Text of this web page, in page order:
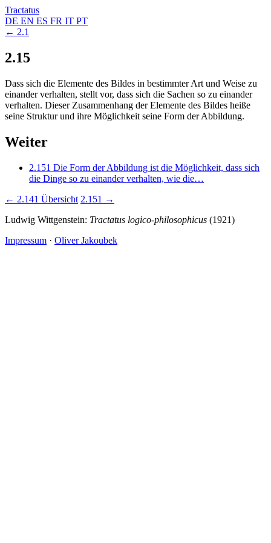
Tractatus
DE EN ES FR IT PT
← 2.1
2.15
Dass sich die Elemente des Bildes in bestimmter Art und Weise zu
einander verhalten, stellt vor, dass sich die Sachen so zu einander
verhalten. Dieser Zusammenhang der Elemente des Bildes heiße
seine Struktur und ihre Möglichkeit seine Form der Abbildung.
Weiter
2.151 Die Form der Abbildung ist die Möglichkeit, dass sich
die Dinge so zu einander verhalten, wie die…
← 2.141 Übersicht 2.151 →
Ludwig Wittgenstein: Tractatus logico-philosophicus (1921)
Impressum · Oliver Jakoubek